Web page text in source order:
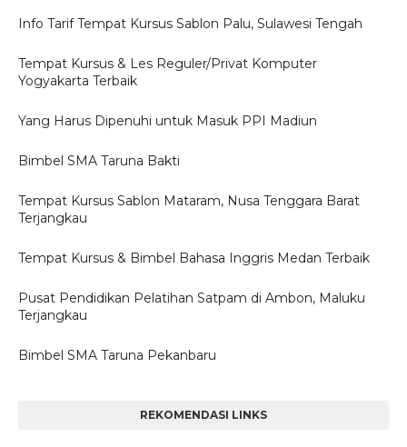
Info Tarif Tempat Kursus Sablon Palu, Sulawesi Tengah
Tempat Kursus & Les Reguler/Privat Komputer
Yogyakarta Terbaik
Yang Harus Dipenuhi untuk Masuk PPI Madiun
Bimbel SMA Taruna Bakti
Tempat Kursus Sablon Mataram, Nusa Tenggara Barat
Terjangkau
Tempat Kursus & Bimbel Bahasa Inggris Medan Terbaik
Pusat Pendidikan Pelatihan Satpam di Ambon, Maluku
Terjangkau
Bimbel SMA Taruna Pekanbaru
REKOMENDASI LINKS